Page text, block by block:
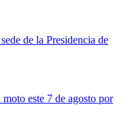
de la Presidencia de
este 7 de agosto por